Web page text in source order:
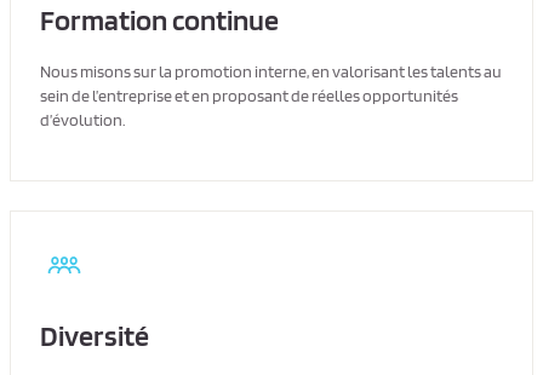
Formation continue
Nous misons sur la promotion interne, en valorisant les talents au
sein de l’entreprise et en proposant de réelles opportunités
d’évolution.
Diversité